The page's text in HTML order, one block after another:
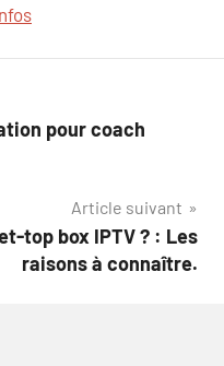
pour coach
Article suivant
top box IPTV ? : Les
raisons à connaître.